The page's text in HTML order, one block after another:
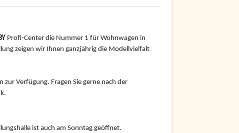
Profi-Center die Nummer 1 für Wohnwagen in
zeigen wir Ihnen ganzjährig die Modellvielfalt
Verfügung. Fragen Sie gerne nach der
ist auch am Sonntag geöffnet.